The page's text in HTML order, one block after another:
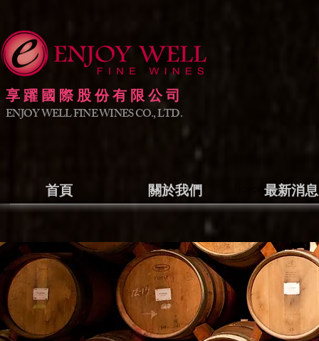
享躍國際股份有限公司
ENJOY WELL FINE WINES CO., LTD.
首頁 關於我們 最新消息